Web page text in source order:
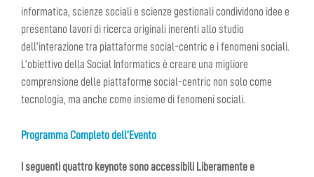
informatica, scienze sociali e scienze gestionali condividono idee e
presentano lavori di ricerca originali inerenti allo studio
dell’interazione tra piattaforme social-centric e i fenomeni sociali.
L’obiettivo della Social Informatics è creare una migliore
comprensione delle piattaforme social-centric non solo come
tecnologia, ma anche come insieme di fenomeni sociali.
Programma Completo dell’Evento
I seguenti quattro keynote sono accessibili Liberamente e